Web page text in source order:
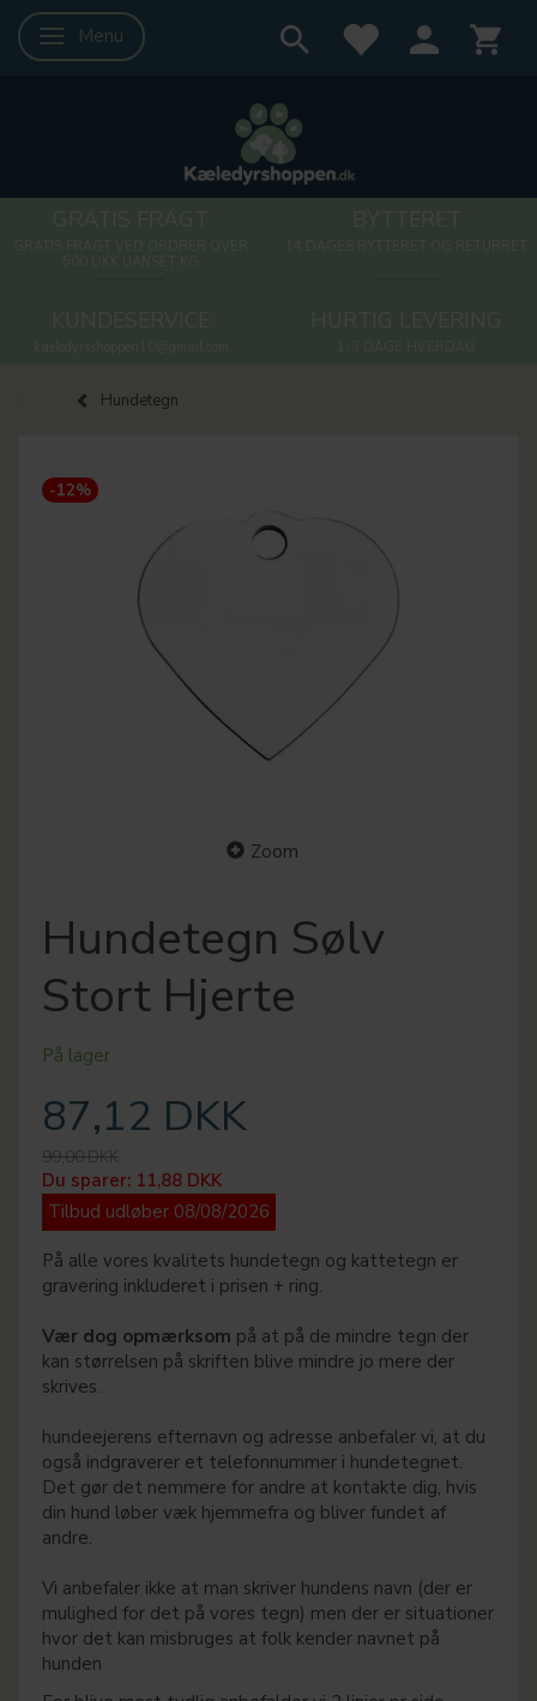
Skifte navigation
Menu
Hundetegn
-12%
Zoom
Hundetegn Sølv
Stort Hjerte
På lager
87,12 DKK
99,00 DKK
Du sparer: 11,88 DKK
Tilbud udløber 08/08/2026
På alle vores kvalitets hundetegn og kattetegn er
gravering inkluderet i prisen + ring.
Vær dog opmærksom på at på de mindre tegn der
kan størrelsen på skriften blive mindre jo mere der
skrives.
hundeejerens efternavn og adresse anbefaler vi, at du
også indgraverer et telefonnummer i hundetegnet.
Det gør det nemmere for andre at kontakte dig, hvis
din hund løber væk hjemmefra og bliver fundet af
andre.
Vi anbefaler ikke at man skriver hundens navn (der er
mulighed for det på vores tegn) men der er situationer
hvor det kan misbruges at folk kender navnet på
hunden